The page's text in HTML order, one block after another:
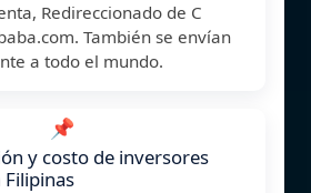
Redireccionado de C
También se envían
a todo el mundo.
📌
y costo de inversores